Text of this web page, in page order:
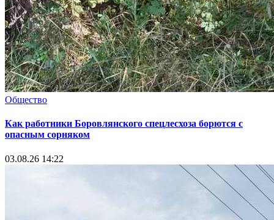
Общество
Как работники Боровлянского спецлесхоза борются с
опасным сорняком
03.08.26 14:22